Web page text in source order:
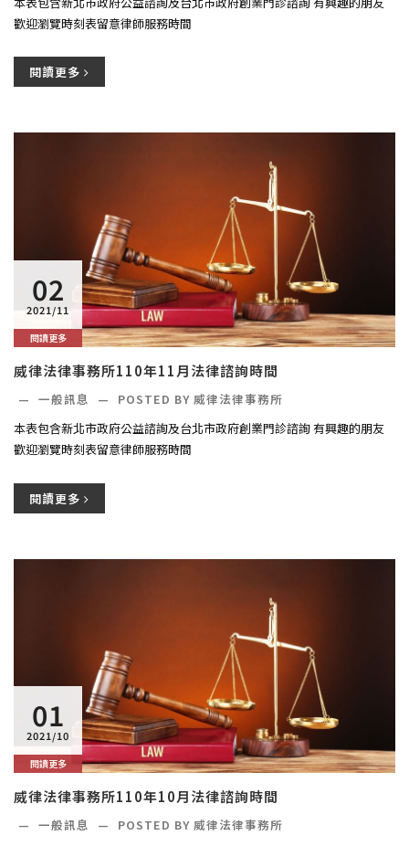
歡迎瀏覽時刻表留意律師服務時間
閱讀更多
02
2021/11
閱讀更多
威律法律事務所110年11月法律諮詢時間
— 一般訊息 —
POSTED BY 威律法律事務所
本表包含新北市政府公益諮詢及台北市政府創業門診諮詢 有興趣的朋友
歡迎瀏覽時刻表留意律師服務時間
閱讀更多
01
2021/10
閱讀更多
威律法律事務所110年10月法律諮詢時間
— 一般訊息 —
POSTED BY 威律法律事務所